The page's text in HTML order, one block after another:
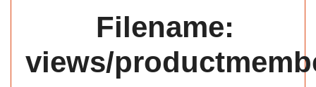
Filename:
views/